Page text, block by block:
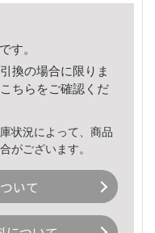
す。
換の場合に限りま
こちら をご確認くだ
状況によって、商品
がございます。
いて